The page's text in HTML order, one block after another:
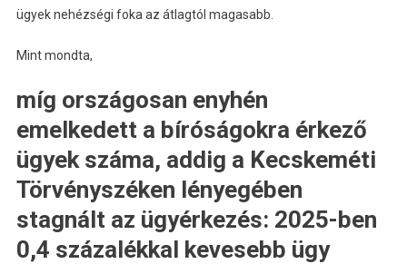
ügyek nehézségi foka az átlagtól magasabb.
Mint mondta,
míg országosan enyhén
emelkedett a bíróságokra érkező
ügyek száma, addig a Kecskeméti
Törvényszéken lényegében
stagnált az ügyérkezés: 2025-ben
0,4 százalékkal kevesebb ügy